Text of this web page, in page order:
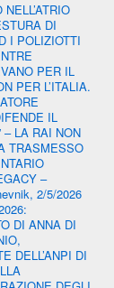
DI
I POLIZIOTTI
PER IL
PER L’ITALIA.
IL
– LA RAI NON
TRASMESSO
–
2/5/2026
DI ANNA DI
DELL’ANPI DI